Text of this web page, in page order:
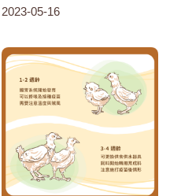
2023-05-16